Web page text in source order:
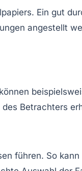
Ein gut
angestellt
Betrachters
führen. So